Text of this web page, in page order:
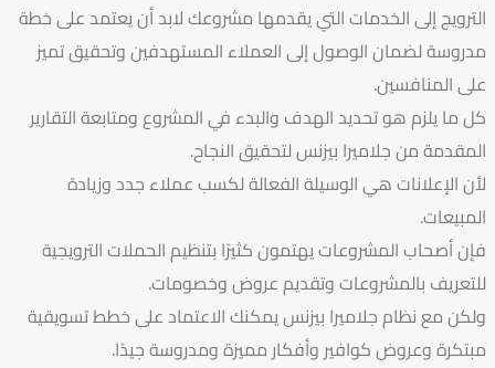
الترويج إلى الخدمات التي يقدمها مشروعك لابد أن يعتمد على خطة
مدروسة لضمان الوصول إلى العملاء المستهدفين وتحقيق تميز
على المنافسين.
كل ما يلزم هو تحديد الهدف والبدء في المشروع ومتابعة التقارير
المقدمة من جلاميرا بيزنس لتحقيق النجاح.
لأن الإعلانات هي الوسيلة الفعالة لكسب عملاء جدد وزيادة
المبيعات.
فإن أصحاب المشروعات يهتمون كثيرًا بتنظيم الحملات الترويجية
للتعريف بالمشروعات وتقديم عروض وخصومات.
ولكن مع نظام جلاميرا بيزنس يمكنك الاعتماد على خطط تسويقية
مبتكرة وعروض كوافير وأفكار مميزة ومدروسة جيدًا.